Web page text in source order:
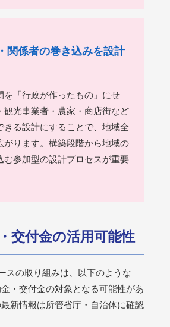
関係者の巻き込みを設計
を「行政が作ったもの」にせ
観光事業者・農家・商店街など
きる設計にすることで、地域全
がります。構築段階から地域の
む参加型の設計プロセスが重要
交付金の活用可能性
スの取り組みは、以下のような
・交付金の対象となる可能性があ
新情報は所管省庁・自治体に確認